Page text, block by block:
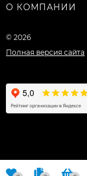
О КОМПАНИИ
© 2026
Полная версия сайта